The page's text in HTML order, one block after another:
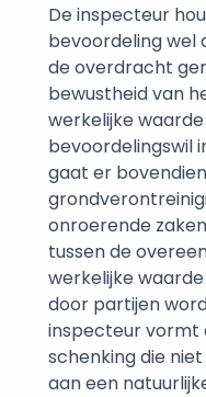
De inspecteur
bevoordeling wel
de overdracht
bewustheid van
werkelijke
bevoordelingswil
gaat er
onroerende
tussen de
werkelijke
door partijen
inspecteur vormt
schenking die
aan een